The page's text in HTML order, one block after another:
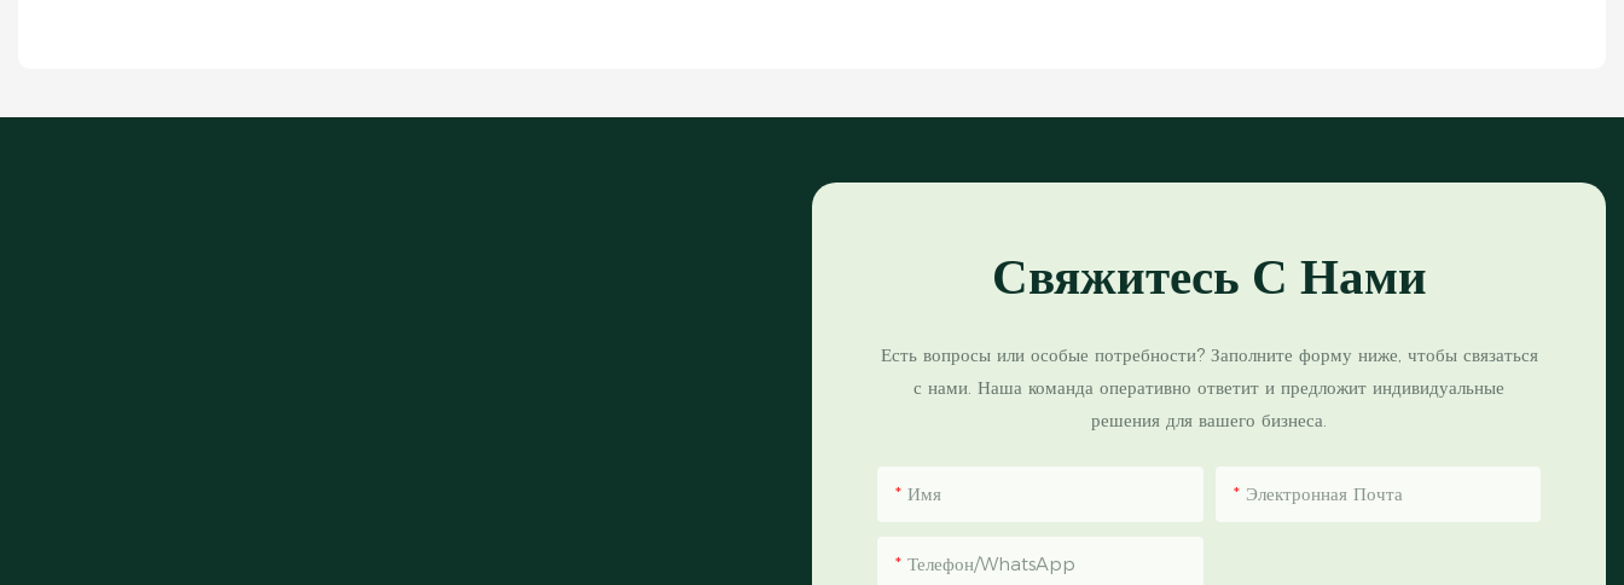
Свяжитесь С Нами
Есть вопросы или особые потребности? Заполните форму ниже, чтобы связаться
с нами. Наша команда оперативно ответит и предложит индивидуальные
решения для вашего бизнеса.
Имя Электронная Почта
Телефон/WhatsApp